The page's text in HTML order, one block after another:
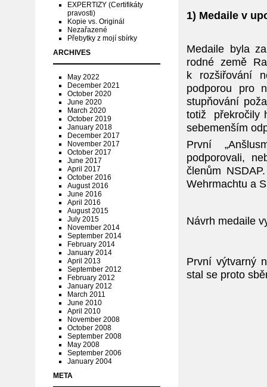
EXPERTIZY (Certifikáty
pravosti)
Kopie vs. Originál
Nezařazené
Přebytky z mojí sbírky
ARCHIVES
May 2022
December 2021
October 2020
June 2020
March 2020
October 2019
January 2018
December 2017
November 2017
October 2017
June 2017
April 2017
October 2016
August 2016
June 2016
April 2016
August 2015
July 2015
November 2014
September 2014
February 2014
January 2014
April 2013
September 2012
February 2012
January 2012
March 2011
June 2010
April 2010
November 2008
October 2008
September 2008
May 2008
September 2006
January 2004
META
1) Medaile v
Medaile byla
rodné země
k rozšiřování
podporou pro
stupňování
totiž překročily
sebemenším
První
podporovali,
členům
Wehrmachtu a
Návrh medaile
První výtvarný
stal se proto